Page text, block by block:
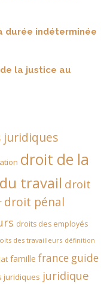
durée indéterminée
la justice au
juridiques
droit de la
travail droit
droit pénal
droits des employés
des travailleurs définition
famille france guide
juridiques juridique